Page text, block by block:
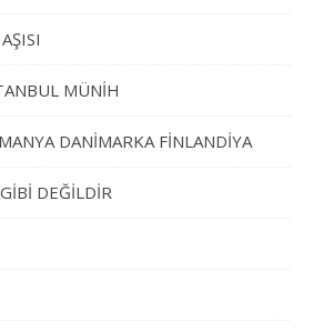
MÜNİH
DANİMARKA FİNLANDİYA
DEĞİLDİR